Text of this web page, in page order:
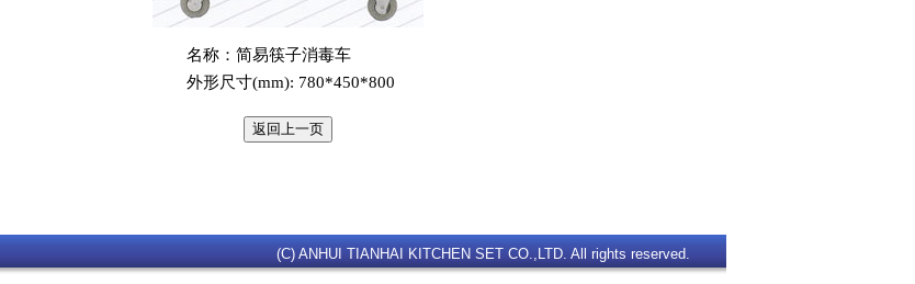
名称：简易筷子消毒车
外形尺寸(mm): 780*450*800
(C) ANHUI TIANHAI KITCHEN SET CO.,LTD. All rights reserved.